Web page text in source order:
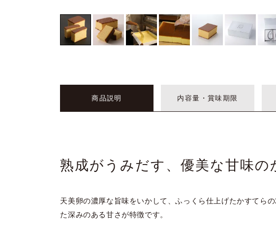
商品説明 内容量・賞味期限
熟成がうみだす、優美な甘味の
天美卵の濃厚な旨味をいかして、ふっくら仕上げたかすてら
た深みのある甘さが特徴です。